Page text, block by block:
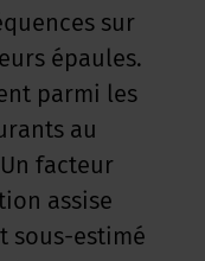
sur
épaules.
parmi les
au
facteur
assise
sous-estimé